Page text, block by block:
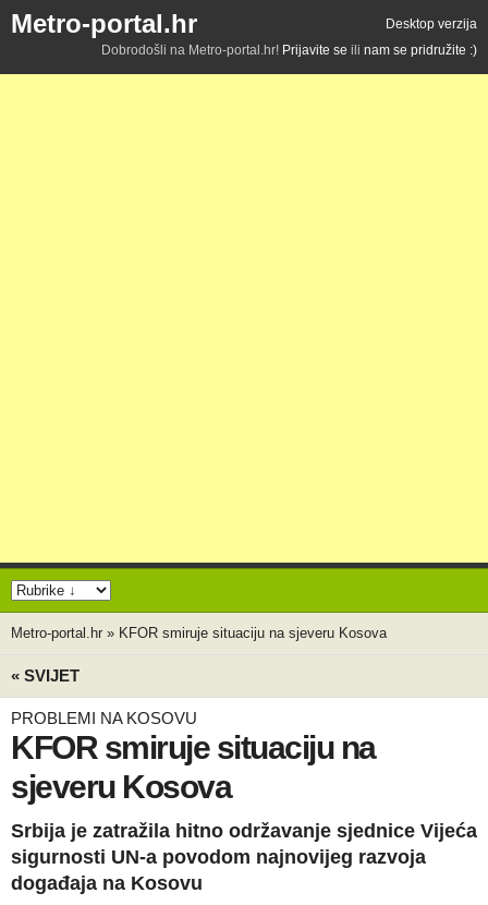
Metro-portal.hr
Desktop verzija
Dobrodošli na Metro-portal.hr! Prijavite se ili nam se pridružite :)
Metro-portal.hr » KFOR smiruje situaciju na sjeveru Kosova
« SVIJET
PROBLEMI NA KOSOVU
KFOR smiruje situaciju na
sjeveru Kosova
Srbija je zatražila hitno održavanje sjednice Vijeća
sigurnosti UN-a povodom najnovijeg razvoja
događaja na Kosovu